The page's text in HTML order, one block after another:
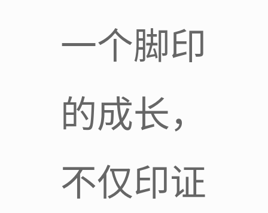
一个脚印
的成长，
不仅印证